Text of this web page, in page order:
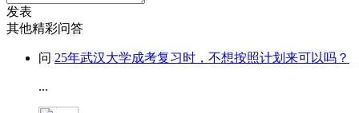
发表
其他精彩问答
问 25年武汉大学成考复习时，不想按照计划来可以吗？
...